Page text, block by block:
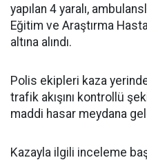
yapılan 4 yaralı,
Eğitim ve Araştırma
altına alındı.
Polis ekipleri kaza
trafik akışını kontrollü
maddi hasar meydana
Kazayla ilgili inceleme